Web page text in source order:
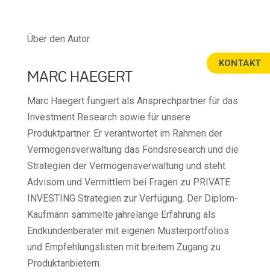
Über den Autor
MARC HAEGERT
Marc Haegert fungiert als Ansprechpartner für das
Investment Research sowie für unsere
Produktpartner. Er verantwortet im Rahmen der
Vermögensverwaltung das Fondsresearch und die
Strategien der Vermögensverwaltung und steht
Advisorn und Vermittlern bei Fragen zu PRIVATE
INVESTING Strategien zur Verfügung. Der Diplom-
Kaufmann sammelte jahrelange Erfahrung als
Endkundenberater mit eigenen Musterportfolios
und Empfehlungslisten mit breitem Zugang zu
Produktanbietern.
KONTAKT